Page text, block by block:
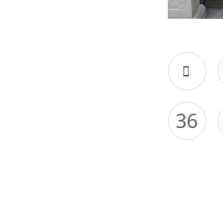
36